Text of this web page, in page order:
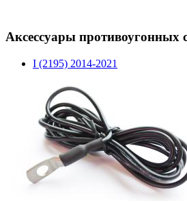
Аксессуары противоугонных
I (2195) 2014-2021